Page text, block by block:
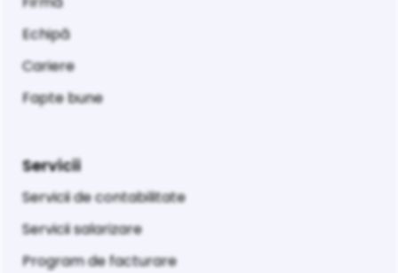
Echipă
Cariere
Fapte bune
Servicii
Servicii de contabilitate
Servicii salarizare
Program de facturare